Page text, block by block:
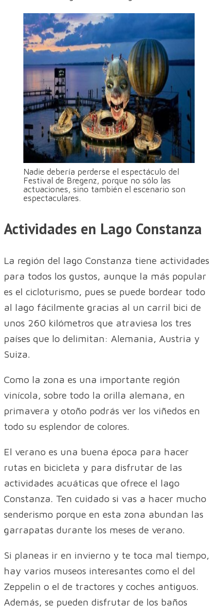
Nadie debería perderse el espectáculo del
Festival de Bregenz, porque no sólo las
actuaciones, sino también el escenario son
espectaculares.
Actividades en Lago Constanza
La región del lago Constanza tiene actividades
para todos los gustos, aunque la más popular
es el cicloturismo, pues se puede bordear todo
al lago fácilmente gracias al un carril bici de
unos 260 kilómetros que atraviesa los tres
países que lo delimitan: Alemania, Austria y
Suiza.
Como la zona es una importante región
vinícola, sobre todo la orilla alemana, en
primavera y otoño podrás ver los viñedos en
todo su esplendor de colores.
El verano es una buena época para hacer
rutas en bicicleta y para disfrutar de las
actividades acuáticas que ofrece el lago
Constanza. Ten cuidado si vas a hacer mucho
senderismo porque en esta zona abundan las
garrapatas durante los meses de verano.
Si planeas ir en invierno y te toca mal tiempo,
hay varios museos interesantes como el del
Zeppelin o el de tractores y coches antiguos.
Además, se pueden disfrutar de los baños